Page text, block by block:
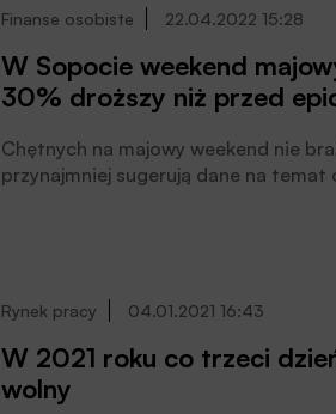
co dziesiąty wyjedzie za granicę.
przeliczeniu na osobę do
wskazują eksperci Wienera, tylko co
za granicę wykupi ubezpieczenie
Finanse osobiste 22.04.2022 15:28
W Sopocie weekend
30% droższy niż przed
Chętnych na majowy weekend nie
przynajmniej sugerują dane na temat
Rynek pracy 04.01.2021 16:43
W 2021 roku co trzeci
wolny